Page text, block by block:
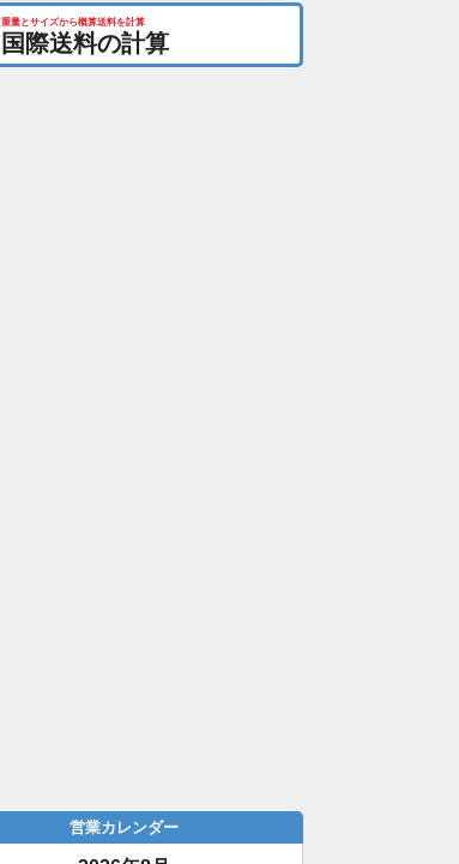
重量とサイズから概算送料を計算
国際送料の計算
営業カレンダー